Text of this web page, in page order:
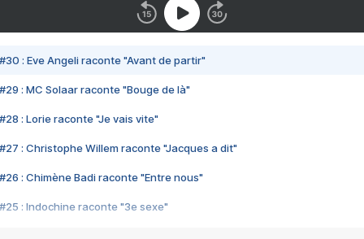
#30 : Eve Angeli raconte "Avant de partir"
#29 : MC Solaar raconte "Bouge de là"
#28 : Lorie raconte "Je vais vite"
#27 : Christophe Willem raconte "Jacques a dit"
#26 : Chimène Badi raconte "Entre nous"
#25 : Indochine raconte "3e sexe"